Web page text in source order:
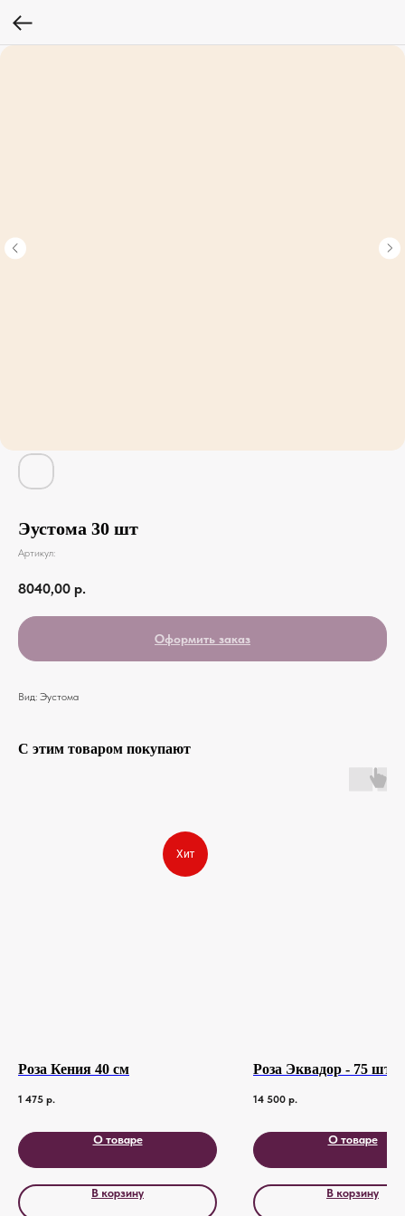
Эустома 30 шт
Артикул:
8040,00 р.
Оформить заказ
Вид: Эустома
С этим товаром покупают
Хит
Роза Кения 40 см
1 475 р.
О товаре
В корзину
Роза Эквадор - 75 шт
14 500 р.
О товаре
В корзину